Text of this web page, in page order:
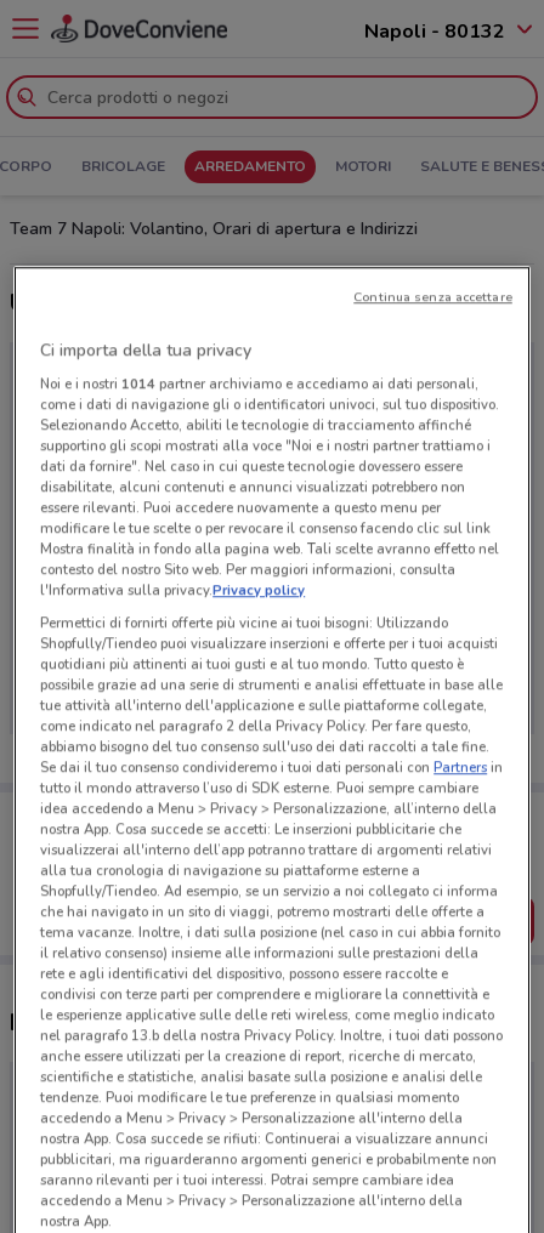
Napoli - 80132
BRICOLAGE ARREDAMENTO MOTORI SALUTE E
Team 7 Napoli: Volantino, Orari di apertura e Indirizzi
Ultime offerte del volantino Team 7
Ci dispiace, al momento non abbiamo pubblicato
volantini nella tua zona. Riprova più tardi.
Porta DoveConviene sempre con te!
Puoi trovare le migliori offerte dei negozi vicino a te,
salvarle e creare la tua lista del risparmio, comodamente
dal tuo cellulare.
SCARICA L’APP
Negozi Team 7 a Napoli
Ci importa della tua privacy
Noi e i nostri 1014partner archiviamo e accediamo ai dati personali,
come i dati di navigazione gli o identificatori univoci, sul tuo dispositivo.
Selezionando Accetto, abiliti le tecnologie di tracciamento affinché
supportino gli scopi mostrati alla voce "Noi e i nostri partner trattiamo i
dati da fornire". Nel caso in cui queste tecnologie dovessero essere
disabilitate, alcuni contenuti e annunci visualizzati potrebbero non
essere rilevanti. Puoi accedere nuovamente a questo menu per
modificare le tue scelte o per revocare il consenso facendo clic sul link
Mostra finalità in fondo alla pagina web. Tali scelte avranno effetto nel
contesto del nostro Sito web. Per maggiori informazioni, consulta
l'Informativa sulla privacy.Privacy policy
Permettici di fornirti offerte più vicine ai tuoi bisogni: Utilizzando
Shopfully/Tiendeo puoi visualizzare inserzioni e offerte per i tuoi acquisti
quotidiani più attinenti ai tuoi gusti e al tuo mondo. Tutto questo è
possibile grazie ad una serie di strumenti e analisi effettuate in base alle
tue attività all'interno dell'applicazione e sulle piattaforme collegate,
come indicato nel paragrafo 2 della Privacy Policy. Per fare questo,
abbiamo bisogno del tuo consenso sull'uso dei dati raccolti a tale fine.
Se dai il tuo consenso condivideremo i tuoi dati personali conPartnersin
tutto il mondo attraverso l’uso di SDK esterne. Puoi sempre cambiare
idea accedendo a Menu > Privacy > Personalizzazione, all’interno della
nostra App. Cosa succede se accetti: Le inserzioni pubblicitarie che
visualizzerai all'interno dell’app potranno trattare di argomenti relativi
alla tua cronologia di navigazione su piattaforme esterne a
Shopfully/Tiendeo. Ad esempio, se un servizio a noi collegato ci informa
che hai navigato in un sito di viaggi, potremo mostrarti delle offerte a
tema vacanze. Inoltre, i dati sulla posizione (nel caso in cui abbia fornito
il relativo consenso) insieme alle informazioni sulle prestazioni della
rete e agli identificativi del dispositivo, possono essere raccolte e
condivisi con terze parti per comprendere e migliorare la connettività e
le esperienze applicative sulle delle reti wireless, come meglio indicato
nel paragrafo 13.b della nostra Privacy Policy. Inoltre, i tuoi dati possono
anche essere utilizzati per la creazione di report, ricerche di mercato,
scientifiche e statistiche, analisi basate sulla posizione e analisi delle
tendenze. Puoi modificare le tue preferenze in qualsiasi momento
accedendo a Menu > Privacy > Personalizzazione all'interno della
nostra App. Cosa succede se rifiuti: Continuerai a visualizzare annunci
pubblicitari, ma riguarderanno argomenti generici e probabilmente non
saranno rilevanti per i tuoi interessi. Potrai sempre cambiare idea
accedendo a Menu > Privacy > Personalizzazione all'interno della
nostra App.
Continua senza accettare